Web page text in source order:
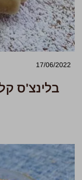
17/06/2022
בלינצ'ס